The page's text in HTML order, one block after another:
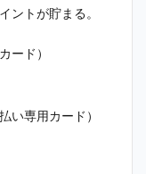
ントが貯まる。
ード）
い専用カード）